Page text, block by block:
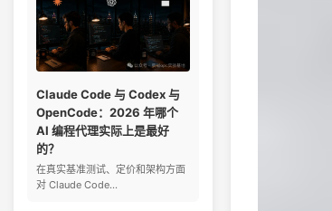
Claude Code 与 Codex 与
OpenCode：2026 年哪个
AI 编程代理实际上是最好
的？
在真实基准测试、定价和架构方面
对 Claude Code...